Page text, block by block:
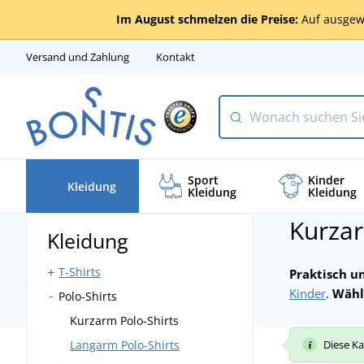
Im August schmelzen die Preise: Auf
Versand und Zahlung Kontakt
Kleidung Sport
Kleidung
Kinder
Kleidung
Praktisch
Kinder.
Kleidung
T-Shirts
Kurzarm-T-Shirts
Langarm-T-Shirts
Tanktops
Polo-Shirts
Kurzarm Polo-Shirts
Langarm Polo-Shirts
Diese